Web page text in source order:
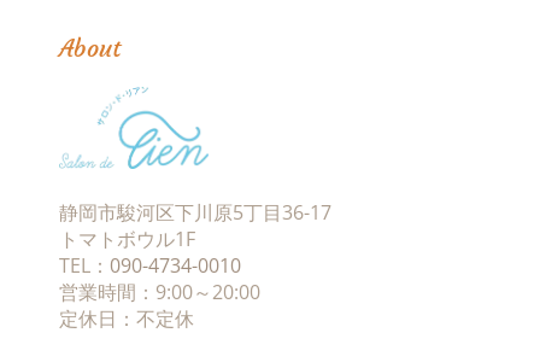
About
静岡市駿河区下川原5丁目36-17
トマトボウル1F
TEL： 090-4734-0010
営業時間：9:00～20:00
定休日：不定休